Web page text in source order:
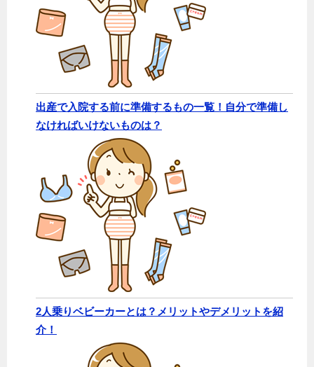
出産で入院する前に準備するもの一覧！自分で準備し
なければいけないものは？
2人乗りベビーカーとは？メリットやデメリットを紹
介！